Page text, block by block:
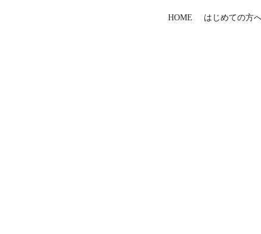
HOME はじめての方